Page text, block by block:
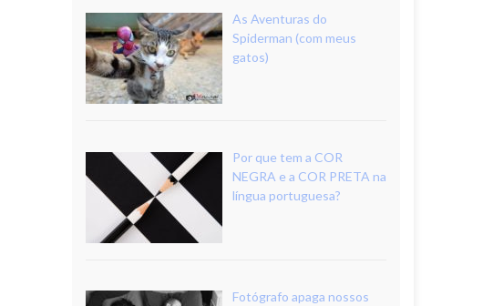
As Aventuras do
Spiderman (com meus
gatos)
Por que tem a COR
NEGRA e a COR PRETA na
língua portuguesa?
Fotógrafo apaga nossos